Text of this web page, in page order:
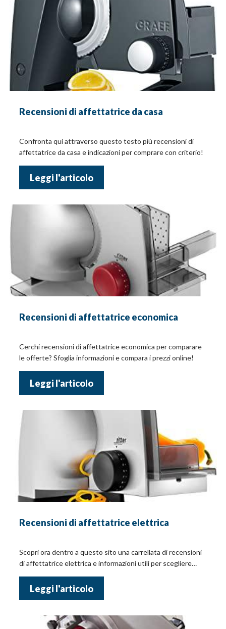
Recensioni di affettatrice da casa
Confronta qui attraverso questo testo più recensioni di
affettatrice da casa e indicazioni per comprare con criterio!
Leggi l'articolo
Recensioni di affettatrice economica
Cerchi recensioni di affettatrice economica per comparare
le offerte? Sfoglia informazioni e compara i prezzi online!
Leggi l'articolo
Recensioni di affettatrice elettrica
Scopri ora dentro a questo sito una carrellata di recensioni
di affettatrice elettrica e informazioni utili per scegliere
Leggi l'articolo